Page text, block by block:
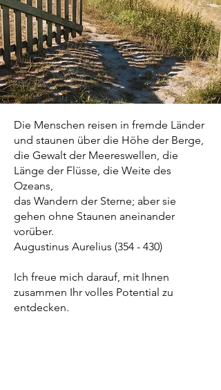
Die Menschen reisen in fremde Länder
und staunen über die Höhe der Berge,
die Gewalt der Meereswellen, die
Länge der Flüsse, die Weite des
Ozeans,
das Wandern der Sterne; aber sie
gehen ohne Staunen aneinander
vorüber.
Augustinus Aurelius (354 - 430)
Ich freue mich darauf, mit Ihnen
zusammen Ihr volles Potential zu
entdecken.